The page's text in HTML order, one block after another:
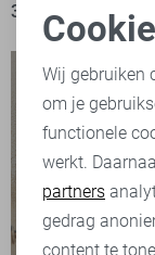
36,99
Marketing
Wij gebruiken
om je
functionele
werkt.
partners
gedrag
content te